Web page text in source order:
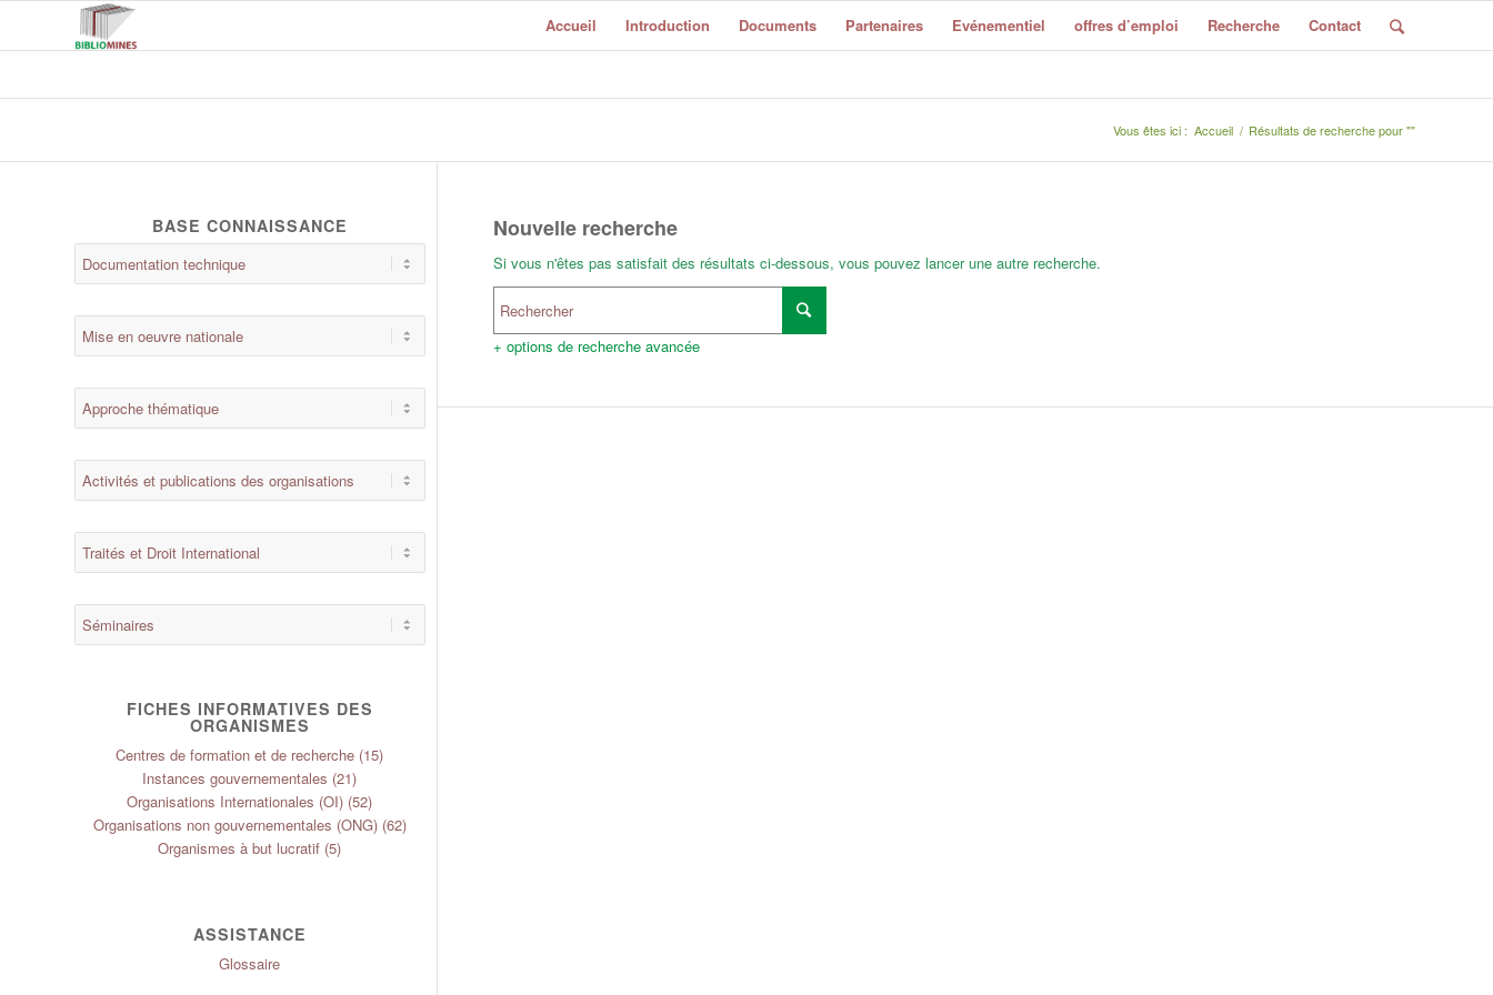
Accueil Introduction Documents Partenaires Evénementiel offres d’emploi Recherche Contact
Vous êtes ici : Accueil / Résultats de recherche pour ""
Nouvelle recherche
Si vous n'êtes pas satisfait des résultats ci-dessous, vous pouvez lancer une autre recherche.
+ options de recherche avancée
BASE CONNAISSANCE
FICHES INFORMATIVES DES
ORGANISMES
Centres de formation et de recherche (15)
Instances gouvernementales (21)
Organisations Internationales (OI) (52)
Organisations non gouvernementales (ONG)(62)
Organismes à but lucratif (5)
ASSISTANCE
Glossaire